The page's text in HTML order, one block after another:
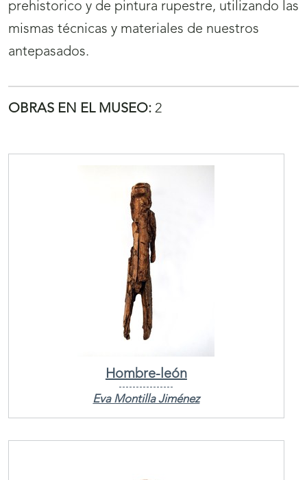
prehistorico y de pintura rupestre, utilizando las
mismas técnicas y materiales de nuestros
antepasados.
OBRAS EN EL MUSEO: 2
Hombre-león
Eva Montilla Jiménez